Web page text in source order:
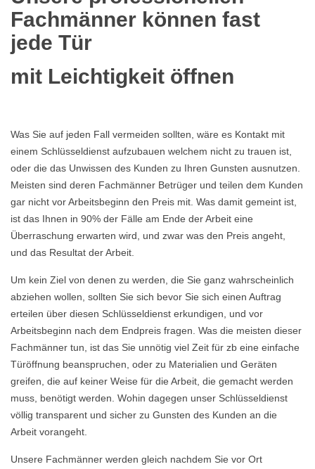
Fachmänner können fast
jede Tür
mit Leichtigkeit öffnen
Was Sie auf jeden Fall vermeiden sollten, wäre es Kontakt mit
einem Schlüsseldienst aufzubauen welchem nicht zu trauen ist,
oder die das Unwissen des Kunden zu Ihren Gunsten ausnutzen.
Meisten sind deren Fachmänner Betrüger und teilen dem Kunden
gar nicht vor Arbeitsbeginn den Preis mit. Was damit gemeint ist,
ist das Ihnen in 90% der Fälle am Ende der Arbeit eine
Überraschung erwarten wird, und zwar was den Preis angeht,
und das Resultat der Arbeit.
Um kein Ziel von denen zu werden, die Sie ganz wahrscheinlich
abziehen wollen, sollten Sie sich bevor Sie sich einen Auftrag
erteilen über diesen Schlüsseldienst erkundigen, und vor
Arbeitsbeginn nach dem Endpreis fragen. Was die meisten dieser
Fachmänner tun, ist das Sie unnötig viel Zeit für zb eine einfache
Türöffnung beanspruchen, oder zu Materialien und Geräten
greifen, die auf keiner Weise für die Arbeit, die gemacht werden
muss, benötigt werden. Wohin dagegen unser Schlüsseldienst
völlig transparent und sicher zu Gunsten des Kunden an die
Arbeit vorangeht.
Unsere Fachmänner werden gleich nachdem Sie vor Ort